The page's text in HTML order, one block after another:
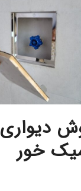
دیواری
خور